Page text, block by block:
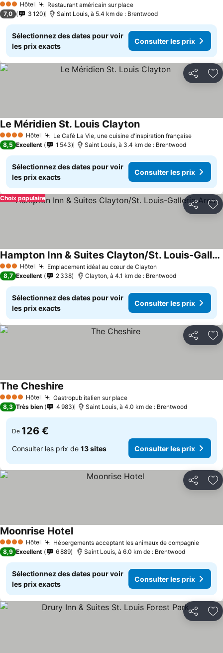
3 ÉtoilesHôtel Restaurant américain sur placeConsulter les prix
7,0 3 120 Saint Louis, à 5.4 km de : Brentwood
Sélectionnez des dates pour voir
les prix exacts
Consulter les prix
Partager
4 Étoiles Hôtel Le Café La Vie, une cuisine d'inspiration française
Le Méridien St. Louis ClaytonConsulter les prix
8,5 Excellent 1 543 Saint Louis, à 3.4 km de : Brentwood
Sélectionnez des dates pour voir
les prix exacts
Consulter les prix
Partager
Choix populaire
3 ÉtoilesHôtel Emplacement idéal au cœur de Clayton
Hampton Inn & Suites Clayton/St. Louis-Galleria Area
Consulter les prix
8,7 Excellent 2 338 Clayton, à 4.1 km de : Brentwood
Sélectionnez des dates pour voir
les prix exacts
Consulter les prix
Partager
4 Étoiles Hôtel Gastropub italien sur placeConsulter les prix
The Cheshire
8,3 Très bien 4 983 Saint Louis, à 4.0 km de : Brentwood
De 126 €
Consulter les prix de 13 sites Consulter les prix
Partager
4 Étoiles Hôtel Hébergements acceptant les animaux de compagnie
Moonrise HotelConsulter les prix
8,9 Excellent 6 889 Saint Louis, à 6.0 km de : Brentwood
Sélectionnez des dates pour voir
les prix exacts
Consulter les prix
Partager